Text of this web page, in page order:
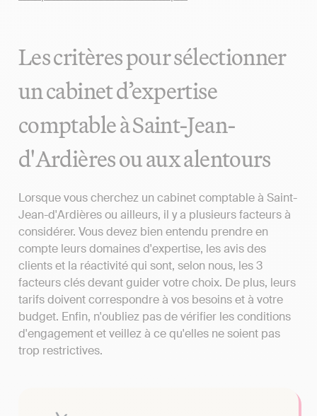
Les critères pour sélectionner
un cabinet d’expertise
comptable à Saint-Jean-
d'Ardières ou aux alentours
Lorsque vous cherchez un cabinet comptable à Saint-
Jean-d'Ardières ou ailleurs, il y a plusieurs facteurs à
considérer. Vous devez bien entendu prendre en
compte leurs domaines d'expertise, les avis des
clients et la réactivité qui sont, selon nous, les 3
facteurs clés devant guider votre choix. De plus, leurs
tarifs doivent correspondre à vos besoins et à votre
budget. Enfin, n'oubliez pas de vérifier les conditions
d'engagement et veillez à ce qu'elles ne soient pas
trop restrictives.